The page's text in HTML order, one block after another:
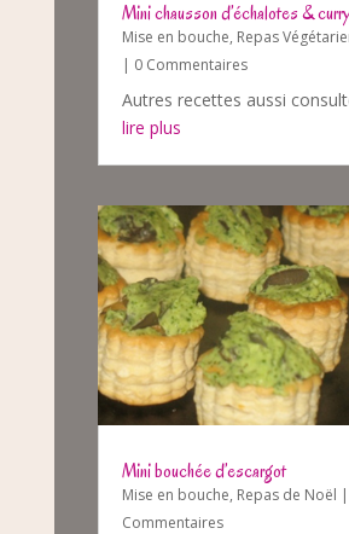
Mini chausson d’échalotes & curry
Mise en bouche, Repas
| 0 Commentaires
Autres recettes aussi
lire plus
Mini bouchée d’escargot
Mise en bouche, Repas de Noël
Commentaires